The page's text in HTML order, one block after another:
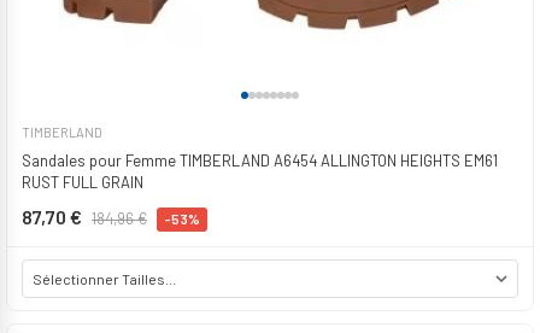
TIMBERLAND
Sandales pour Femme TIMBERLAND A6454 ALLINGTON HEIGHTS EM61
RUST FULL GRAIN
87,70 € 184,96 € -53%